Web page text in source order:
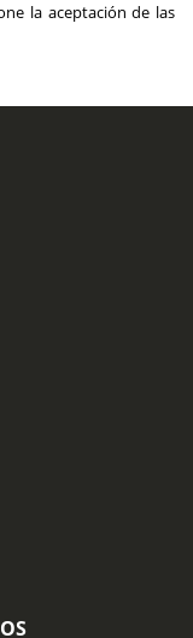
la aceptación de las